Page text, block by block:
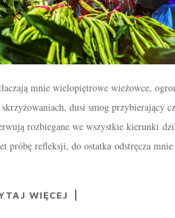
mnie wielopiętrowe wieżowce,
dusi smog przybierający
rozbiegane we wszystkie kierunki
próbę refleksji, do ostatka odstręcza
WIĘCEJ